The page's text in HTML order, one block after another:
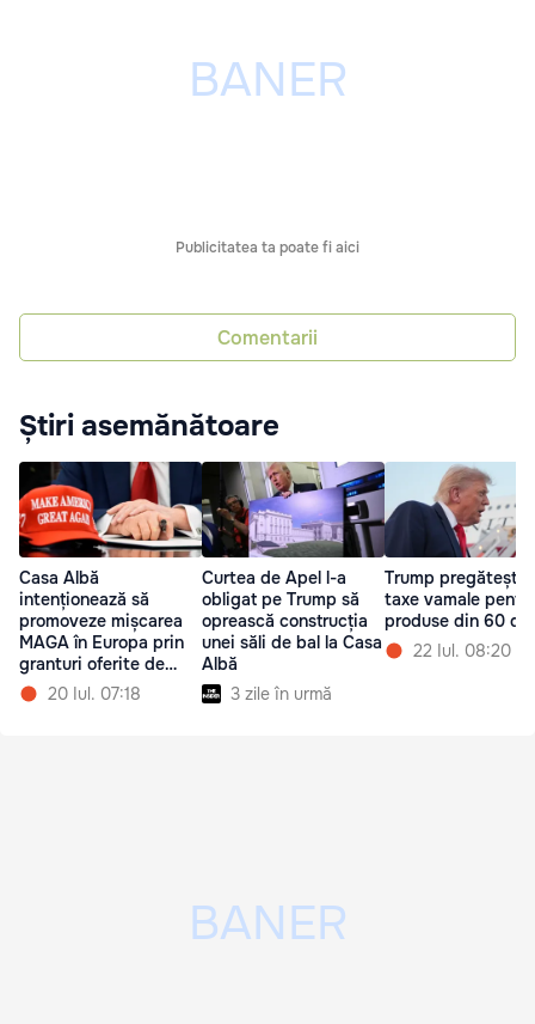
Publicitatea ta poate fi aici
Comentarii
Știri asemănătoare
Casa Albă
intenționează să
promoveze mișcarea
MAGA în Europa prin
granturi oferite de
USAID20 Iul. 07:18
Curtea de Apel l-a
obligat pe Trump să
oprească construcția
unei săli de bal la Casa
Albă
3 zile în urmă
Trump pregătește
taxe vamale pentru
produse din 60
22 Iul. 08:20